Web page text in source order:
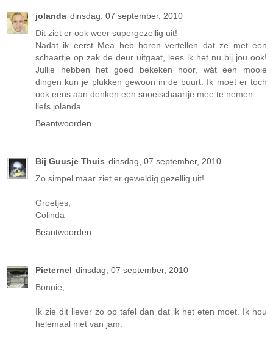
jolanda dinsdag, 07 september, 2010
Dit ziet er ook weer supergezellig uit!
Nadat ik eerst Mea heb horen vertellen dat ze met een
schaartje op zak de deur uitgaat, lees ik het nu bij jou ook!
Jullie hebben het goed bekeken hoor, wát een mooie
dingen kun je plukken gewoon in de buurt. Ik moet er toch
ook eens aan denken een snoeischaartje mee te nemen.
liefs jolanda
Beantwoorden
Bij Guusje Thuis dinsdag, 07 september, 2010
Zo simpel maar ziet er geweldig gezellig uit!
Groetjes,
Colinda
Beantwoorden
Pieternel dinsdag, 07 september, 2010
Bonnie,
Ik zie dit liever zo op tafel dan dat ik het eten moet. Ik hou
helemaal niet van jam.